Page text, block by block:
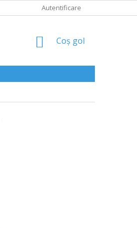
Autentificare
COŞ
CUMPĂRĂTURI
Coş gol